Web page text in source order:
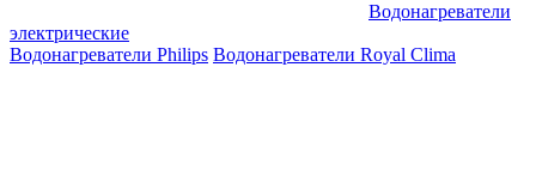
Водонагреватели
электрические
Водонагреватели Philips Водонагреватели Royal Clima